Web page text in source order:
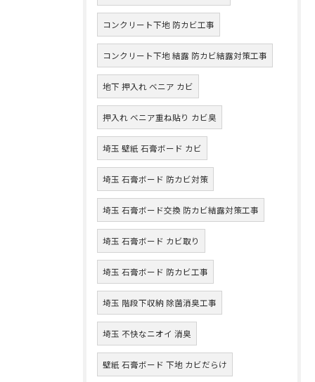
コンクリート下地 防カビ工事
コンクリート下地 結露 防カビ結露対策工事
地下 押入れ ベニア カビ
押入れ ベニア重ね貼り カビ臭
埼玉 壁紙 石膏ボード カビ
埼玉 石膏ボード 防カビ対策
埼玉 石膏ボード交換 防カビ結露対策工事
埼玉 石膏ボード カビ取り
埼玉 石膏ボード 防カビ工事
埼玉 階段下収納 除菌消臭工事
埼玉 不快なニオイ 消臭
壁紙 石膏ボード 下地 カビだらけ